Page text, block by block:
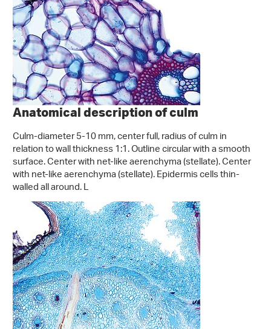
Anatomical description of culm
Culm-diameter 5-10 mm, center full, radius of culm in
relation to wall thickness 1:1. Outline circular with a smooth
surface. Center with net-like aerenchyma (stellate). Center
with net-like aerenchyma (stellate). Epidermis cells thin-
walled all around. L